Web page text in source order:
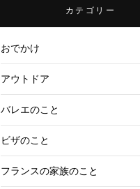
カテゴリー
おでかけ
アウトドア
バレエのこと
ビザのこと
フランスの家族のこと